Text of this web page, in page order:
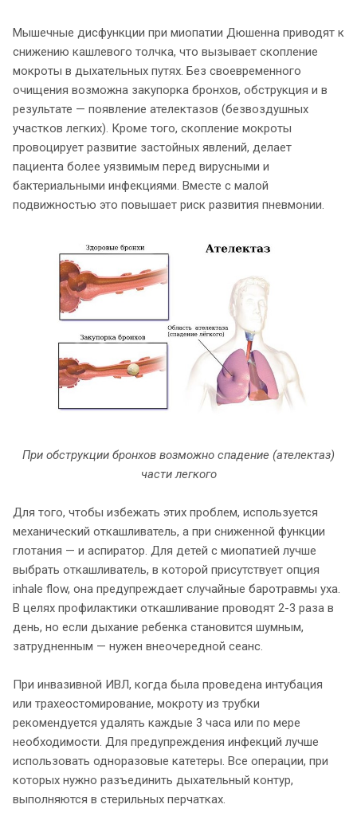
Мышечные дисфункции при миопатии Дюшенна приводят к
снижению кашлевого толчка, что вызывает скопление
мокроты в дыхательных путях. Без своевременного
очищения возможна закупорка бронхов, обструкция и в
результате — появление ателектазов (безвоздушных
участков легких). Кроме того, скопление мокроты
провоцирует развитие застойных явлений, делает
пациента более уязвимым перед вирусными и
бактериальными инфекциями. Вместе с малой
подвижностью это повышает риск развития пневмонии.
При обструкции бронхов возможно спадение (ателектаз)
части легкого
Для того, чтобы избежать этих проблем, используется
механический откашливатель, а при сниженной функции
глотания — и аспиратор. Для детей с миопатией лучше
выбрать откашливатель, в которой присутствует опция
inhale flow, она предупреждает случайные баротравмы уха.
В целях профилактики откашливание проводят 2-3 раза в
день, но если дыхание ребенка становится шумным,
затрудненным — нужен внеочередной сеанс.
При инвазивной ИВЛ, когда была проведена интубация
или трахеостомирование, мокроту из трубки
рекомендуется удалять каждые 3 часа или по мере
необходимости. Для предупреждения инфекций лучше
использовать одноразовые катетеры. Все операции, при
которых нужно разъединить дыхательный контур,
выполняются в стерильных перчатках.